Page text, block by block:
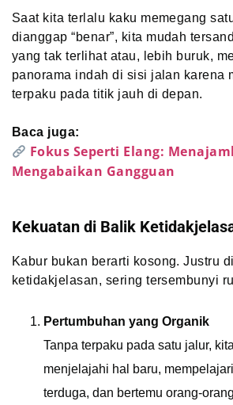
Saat kita terlalu kaku memegang
dianggap “benar”, kita mudah
yang tak terlihat atau, lebih buruk,
panorama indah di sisi jalan karena
terpaku pada titik jauh di depan.
Baca juga:
Fokus Seperti Elang:
Mengabaikan Gangguan
Kekuatan di Balik
Kabur bukan berarti kosong. Justru
ketidakjelasan, sering tersembunyi
Pertumbuhan yang Organik
Tanpa terpaku pada satu jalur,
menjelajahi hal baru,
terduga, dan bertemu orang-